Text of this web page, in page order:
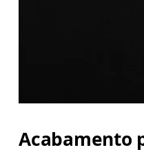
Acabamento